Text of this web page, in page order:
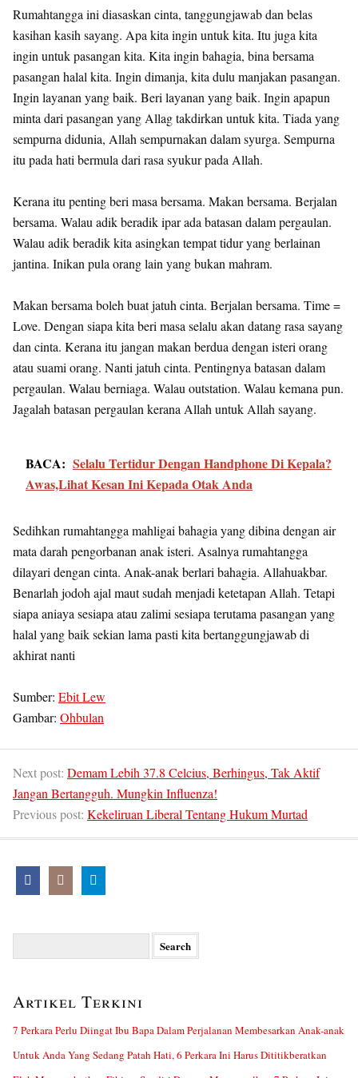
Rumahtangga ini diasaskan cinta, tanggungjawab dan belas
kasihan kasih sayang. Apa kita ingin untuk kita. Itu juga kita
ingin untuk pasangan kita. Kita ingin bahagia, bina bersama
pasangan halal kita. Ingin dimanja, kita dulu manjakan pasangan.
Ingin layanan yang baik. Beri layanan yang baik. Ingin apapun
minta dari pasangan yang Allag takdirkan untuk kita. Tiada yang
sempurna didunia, Allah sempurnakan dalam syurga. Sempurna
itu pada hati bermula dari rasa syukur pada Allah.
Kerana itu penting beri masa bersama. Makan bersama. Berjalan
bersama. Walau adik beradik ipar ada batasan dalam pergaulan.
Walau adik beradik kita asingkan tempat tidur yang berlainan
jantina. Inikan pula orang lain yang bukan mahram.
Makan bersama boleh buat jatuh cinta. Berjalan bersama. Time =
Love. Dengan siapa kita beri masa selalu akan datang rasa sayang
dan cinta. Kerana itu jangan makan berdua dengan isteri orang
atau suami orang. Nanti jatuh cinta. Pentingnya batasan dalam
pergaulan. Walau berniaga. Walau outstation. Walau kemana pun.
Jagalah batasan pergaulan kerana Allah untuk Allah sayang.
BACA: Selalu Tertidur Dengan Handphone Di Kepala?
Awas,Lihat Kesan Ini Kepada Otak Anda
Sedihkan rumahtangga mahligai bahagia yang dibina dengan air
mata darah pengorbanan anak isteri. Asalnya rumahtangga
dilayari dengan cinta. Anak-anak berlari bahagia. Allahuakbar.
Benarlah jodoh ajal maut sudah menjadi ketetapan Allah. Tetapi
siapa aniaya sesiapa atau zalimi sesiapa terutama pasangan yang
halal yang baik sekian lama pasti kita bertanggungjawab di
akhirat nanti
Sumber: Ebit Lew
Gambar: Ohbulan
Next post: Demam Lebih 37.8 Celcius, Berhingus, Tak Aktif
Jangan Bertangguh. Mungkin Influenza!
Previous post: Kekeliruan Liberal Tentang Hukum Murtad
Artikel Terkini
7 Perkara Perlu Diingat Ibu Bapa Dalam Perjalanan Membesarkan Anak-anak
Untuk Anda Yang Sedang Patah Hati, 6 Perkara Ini Harus Dititikberatkan